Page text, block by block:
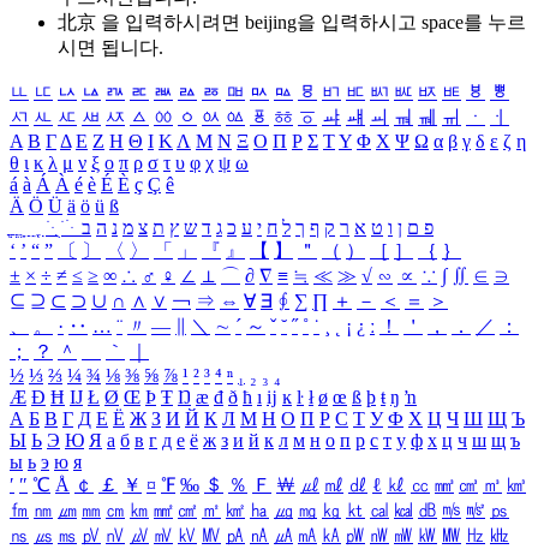
北京 을 입력하시려면 beijing을 입력하시고 space를 누르
시면 됩니다.
ㅥ ㅦ ㅧ ㅨ ㅩ ㅪ ㅫ ㅬ ㅭ ㅮ ㅯ ㅰ ㅱ ㅲ ㅳ ㅴ ㅵ ㅶ ㅷ ㅸ
ㅹ
ㅺ ㅻ ㅼ ㅽ ㅾ ㅿ ㆀ ㆁ ㆂ ㆃ ㆄ ㆅ ㆆ ㆇ ㆈ ㆉ ㆊ ㆋ ㆌ ㆍ
ㆎ
Α Β ΓΔ Ε Ζ Η Θ Ι ΚΛ Μ Ν Ξ Ο Π Ρ Σ ΤΥ Φ Χ Ψ Ω α β γ δ ε ζ η
θ ι κ λ μ ν ξ ο π ρ σ τ υ φ χ ψ ω
á à Á À é è É È ç Ç ê
Ä Ö Ü ä ö ü ß
ִֶֹ ֻּ ׁׂ פ ם ן ו ט א ר ק ף ך ל ח י ע כ ג ד ש ץ ת צ מ נ ה ב
‘ ’ “ ” 〔 〕 〈 〉 「 」 『 』 【 】 ＂ （ ） ［ ］ ｛ ｝
± × ÷ ≠ ≤ ≥ ∞ ∴ ♂ ♀ ∠ ⊥ ⌒ ∂ ∇ ≡ ≒ ≪ ≫ √ ∽ ∝ ∵ ∫ ∬ ∈ ∋
⊆ ⊇ ⊂ ⊃ ∪ ∩ ∧ ∨ ￢ ⇒ ⇔ ∀ ∃ ∮ ∑ ∏ ＋ － ＜ ＝
＞
、
。 · ‥ … ¨ 〃 ― ＼ ∼ ´ ～ ˇ ˘ ˝ ˚ ˙ ¸ ¡ ¿ ː ！ ＇ ， ． ／
：
；
？ ＾ ｀
½ ⅓ ⅔ ¼ ¾ ⅛ ⅜ ⅝ ⅞ ¹ ² ³ ⁴ ⁿ ₁ ₂ ₃ ₄
Æ Ð Ħ Ĳ Ł Ø Œ Þ Ŧ Ŋ æ đ ð ħ ı ĳ ĸ ŀ ł ø œ ß þ ŧ ŋ ŉ
А Б В Г Д Е Ё Ж З И Й К Л М Н О П Р С Т У Ф Х Ц Ч Ш Щ Ъ
Ы Ь Э Ю Я а б в г д е ё ж з и й к л м н о п р с т у ф х ц ч ш щ ъ
ы ь э ю я
′ ″ ℃ Å ￠ ￡ ￥ ¤ ℉ ‰ ＄ ％ Ｆ ￦ ㎕ ㎖ ㎗ ℓ ㎘ ㏄ ㎣ ㎤ ㎥ ㎦
㎙ ㎚ ㎛ ㎜ ㎝ ㎞ ㎟ ㎠ ㎡ ㎢ ㏊ ㎍ ㎎ ㎏ ㏏ ㎈ ㎉ ㏈ ㎧ ㎨ ㎰
㎱ ㎲ ㎳ ㎴ ㎵ ㎶ ㎷ ㎸ ㎹ ㎀ ㎁ ㎂ ㎃ ㎄ ㎺ ㎻ ㎽ ㎾ ㎿ ㎐ ㎑